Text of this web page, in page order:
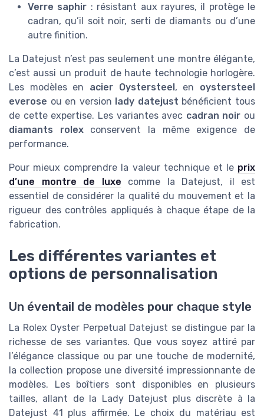
Verre saphir : résistant aux rayures, il protège le
cadran, qu’il soit noir, serti de diamants ou d’une
autre finition.
La Datejust n’est pas seulement une montre élégante,
c’est aussi un produit de haute technologie horlogère.
Les modèles en acier Oystersteel, en oystersteel
everose ou en version lady datejust bénéficient tous
de cette expertise. Les variantes avec cadran noir ou
diamants rolexconservent la même exigence de
performance.
Pour mieux comprendre la valeur technique et le prix
d’une montre de luxe comme la Datejust, il est
essentiel de considérer la qualité du mouvement et la
rigueur des contrôles appliqués à chaque étape de la
fabrication.
Les différentes variantes et
options de personnalisation
Un éventail de modèles pour chaque style
La Rolex Oyster Perpetual Datejust se distingue par la
richesse de ses variantes. Que vous soyez attiré par
l’élégance classique ou par une touche de modernité,
la collection propose une diversité impressionnante de
modèles. Les boîtiers sont disponibles en plusieurs
tailles, allant de la Lady Datejust plus discrète à la
Datejust 41 plus affirmée. Le choix du matériau est